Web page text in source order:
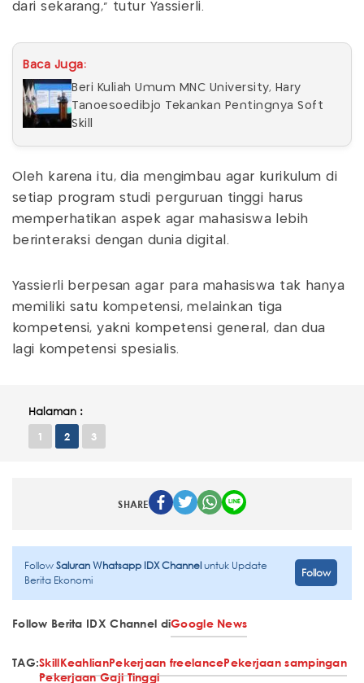
dari sekarang," tutur Yassierli.
Baca Juga:
Beri Kuliah Umum MNC University, Hary
Tanoesoedibjo Tekankan Pentingnya Soft
Skill
Oleh karena itu, dia mengimbau agar kurikulum di
setiap program studi perguruan tinggi harus
memperhatikan aspek agar mahasiswa lebih
berinteraksi dengan dunia digital.
Yassierli berpesan agar para mahasiswa tak hanya
memiliki satu kompetensi, melainkan tiga
kompetensi, yakni kompetensi general, dan dua
lagi kompetensi spesialis.
Halaman :
1 2 3
SHARE
FollowSaluran Whatsapp IDX Channeluntuk Update
Berita Ekonomi
Follow
Follow Berita IDX Channel diGoogle News
TAG:SkillKeahlianPekerjaan freelancePekerjaan sampingan
Pekerjaan Gaji Tinggi